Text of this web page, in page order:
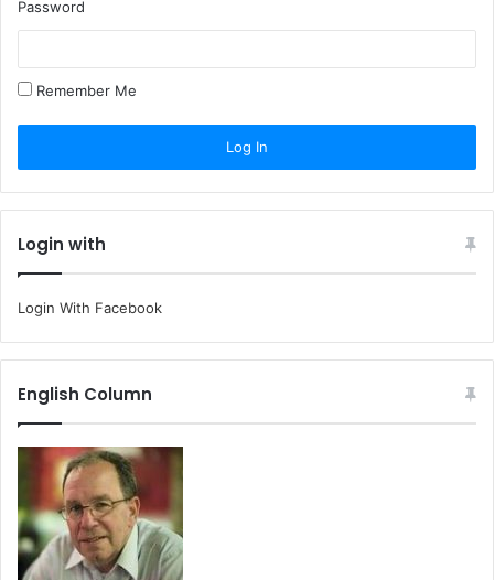
Password
Remember Me
Login with
Login With Facebook
English Column